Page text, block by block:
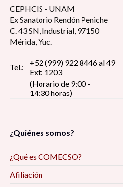
CEPHCIS - UNAM
Ex Sanatorio Rendón Peniche
C. 43 SN, Industrial, 97150
Mérida, Yuc.
Tel.:
+52 (999) 922 8446 al 49
Ext: 1203
(Horario de 9:00 -
14:30 horas)
¿Quiénes somos?
¿Qué es COMECSO?
Afiliación